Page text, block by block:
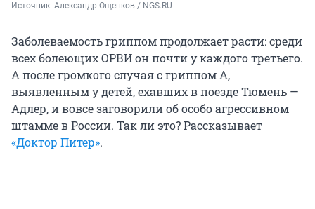
Источник: Александр Ощепков / NGS.RU
Заболеваемость гриппом продолжает расти: среди
всех болеющих ОРВИ он почти у каждого третьего.
А после громкого случая с гриппом А,
выявленным у детей, ехавших в поезде Тюмень —
Адлер, и вовсе заговорили об особо агрессивном
штамме в России. Так ли это? Рассказывает
«Доктор Питер».